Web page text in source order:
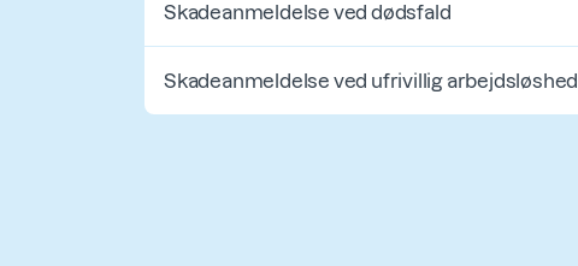
Skadeanmeldelse ved dødsfald
Skadeanmeldelse ved ufrivillig arbejdsløshed